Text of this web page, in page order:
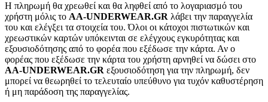
Η πληρωμή θα χρεωθεί και θα ληφθεί από το λογαριασμό του
χρήστη μόλις το AA-UNDERWEAR.GR λάβει την παραγγελία
του και ελέγξει τα στοιχεία του. Όλοι οι κάτοχοι πιστωτικών και
χρεωστικών καρτών υπόκεινται σε ελέγχους εγκυρότητας και
εξουσιοδότησης από το φορέα που εξέδωσε την κάρτα. Αν ο
φορέας που εξέδωσε την κάρτα του χρήστη αρνηθεί να δώσει στο
AA-UNDERWEAR.GR εξουσιοδότηση για την πληρωμή, δεν
μπορεί να θεωρηθεί το τελευταίο υπεύθυνο για τυχόν καθυστέρηση
ή μη παράδοση της παραγγελίας.